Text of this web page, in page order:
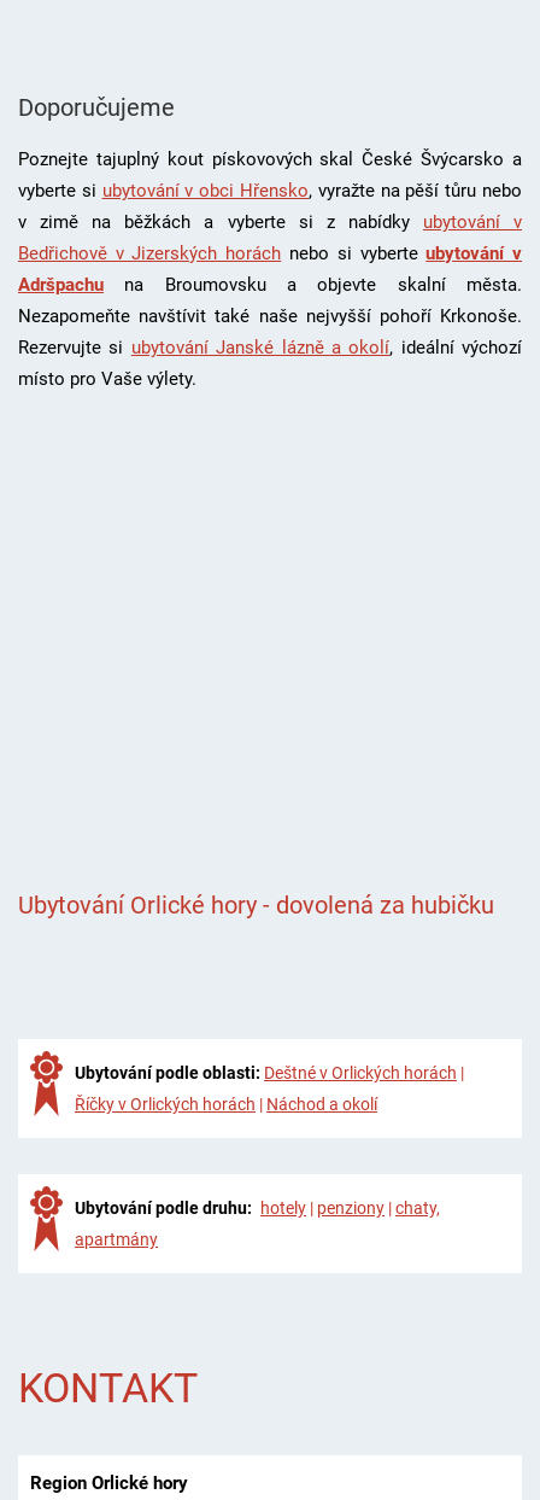
Doporučujeme
Poznejte tajuplný kout pískovových skal České Švýcarsko a
vyberte si ubytování v obci Hřensko, vyražte na pěší tůru nebo
v zimě na běžkách a vyberte si z nabídky ubytování v
Bedřichově v Jizerských horách nebo si vyberteubytování v
Adršpachu
na Broumovsku a objevte skalní města.
Nezapomeňte navštívit také naše nejvyšší pohoří Krkonoše.
Rezervujte si ubytování Janské lázně a okolí, ideální výchozí
místo pro Vaše výlety.
Ubytování Orlické hory - dovolená za hubičku
Ubytování podle oblasti: Deštné v Orlických horách |
Říčky v Orlických horách | Náchod a okolí
Ubytování podle druhu: hotely| penziony|chaty,
apartmány
KONTAKT
Region Orlické hory